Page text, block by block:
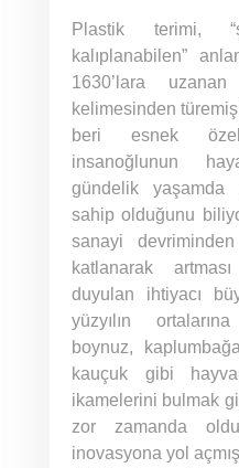
Plastik terimi,
kalıplanabilen”
1630’lara uzanan
kelimesinden
beri esnek
insanoğlunun
gündelik
sahip olduğunu
sanayi
katlanarak
duyulan ihtiyacı
yüzyılın
boynuz,
kauçuk gibi
ikamelerini bulmak
zor zamanda
inovasyona yol